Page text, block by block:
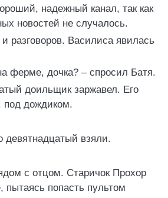
надежный канал, так как
новостей не случалось.
разговоров. Василиса явилась
ферме, дочка? – спросил Батя.
доильщик заржавел. Его
под дождиком.
девятнадцатый взяли.
с отцом. Старичок Прохор
пытаясь попасть пультом